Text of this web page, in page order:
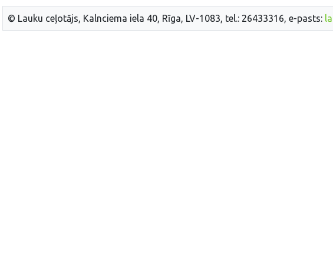
© Lauku ceļotājs, Kalnciema iela 40, Rīga, LV-1083, tel.: 26433316, e-pasts: